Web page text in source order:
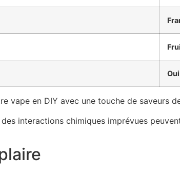
Oui
vape en DIY avec une touche de saveurs
interactions chimiques imprévues